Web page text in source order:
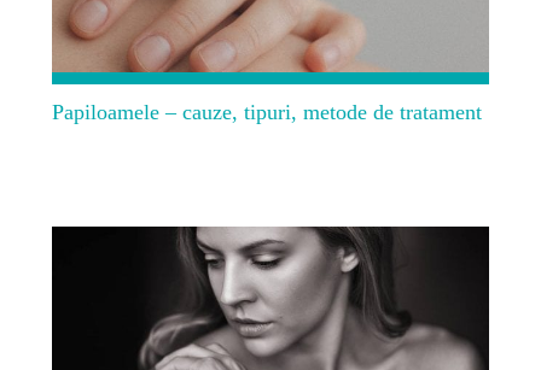
Papiloamele – cauze, tipuri, metode de tratament